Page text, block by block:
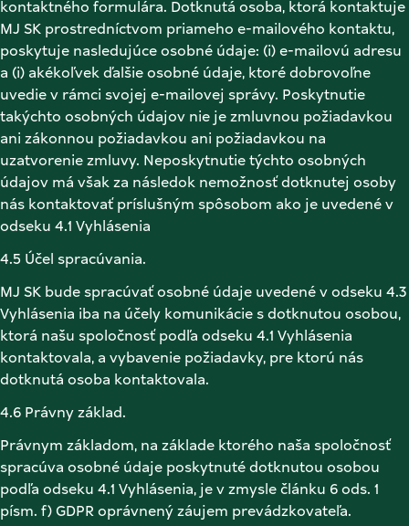
kontaktného formulára. Dotknutá osoba, ktorá kontaktuje
MJ SK prostredníctvom priameho e-mailového kontaktu,
poskytuje nasledujúce osobné údaje: (i) e-mailovú adresu
a (i) akékoľvek ďalšie osobné údaje, ktoré dobrovoľne
uvedie v rámci svojej e-mailovej správy. Poskytnutie
takýchto osobných údajov nie je zmluvnou požiadavkou
ani zákonnou požiadavkou ani požiadavkou na
uzatvorenie zmluvy. Neposkytnutie týchto osobných
údajov má však za následok nemožnosť dotknutej osoby
nás kontaktovať príslušným spôsobom ako je uvedené v
odseku 4.1 Vyhlásenia
4.5 Účel spracúvania.
MJ SK bude spracúvať osobné údaje uvedené v odseku 4.3
Vyhlásenia iba na účely komunikácie s dotknutou osobou,
ktorá našu spoločnosť podľa odseku 4.1 Vyhlásenia
kontaktovala, a vybavenie požiadavky, pre ktorú nás
dotknutá osoba kontaktovala.
4.6 Právny základ.
Právnym základom, na základe ktorého naša spoločnosť
spracúva osobné údaje poskytnuté dotknutou osobou
podľa odseku 4.1 Vyhlásenia, je v zmysle článku 6 ods. 1
písm. f) GDPR oprávnený záujem prevádzkovateľa.